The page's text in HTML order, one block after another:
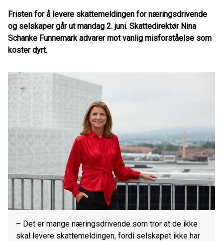
Fristen for å levere skattemeldingen for næringsdrivende
og selskaper går ut mandag 2. juni. Skattedirektør Nina
Schanke Funnemark advarer mot vanlig misforståelse som
koster dyrt.
– Det er mange næringsdrivende som tror at de ikke
skal levere skattemeldingen, fordi selskapet ikke har